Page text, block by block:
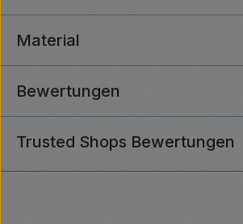
Material
Bewertungen
Trusted Shops Bewertungen